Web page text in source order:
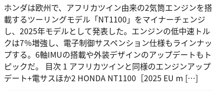
ホンダは欧州で、アフリカツイン由来の2気筒エンジンを搭
載するツーリングモデル「NT1100」をマイナーチェンジ
し、2025年モデルとして発表した。エンジンの低中速トル
クは7％増強し、電子制御サスペンション仕様もラインナッ
プする。6軸IMUの搭載や外装デザインのアップデートもト
ピックだ。 目次 1 アフリカツインと同様のエンジンアップ
デート+電サスほか2 HONDA NT1100［2025 EU m […]